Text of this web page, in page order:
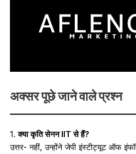
अक्सर पूछे जाने वाले प्रश्न
1.क्या कृतिसेननIIT से हैं?
उत्तर- नहीं, उन्होंने जेपी इंस्टीट्यूट ऑफ